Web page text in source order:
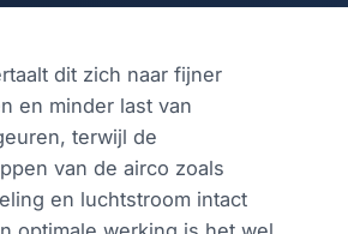
dit zich naar fijner
en minder last van
terwijl de
van de airco zoals
en luchtstroom intact